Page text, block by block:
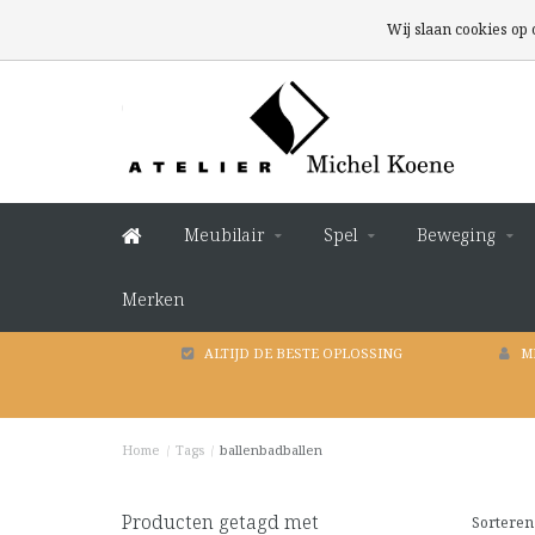
Meubilair Spel Beweging
Merken
ALTIJD DE BESTE OPLOSSING
Home / Tags / ballenbadballen
Producten getagd met Sorteren
Wij slaan cookies